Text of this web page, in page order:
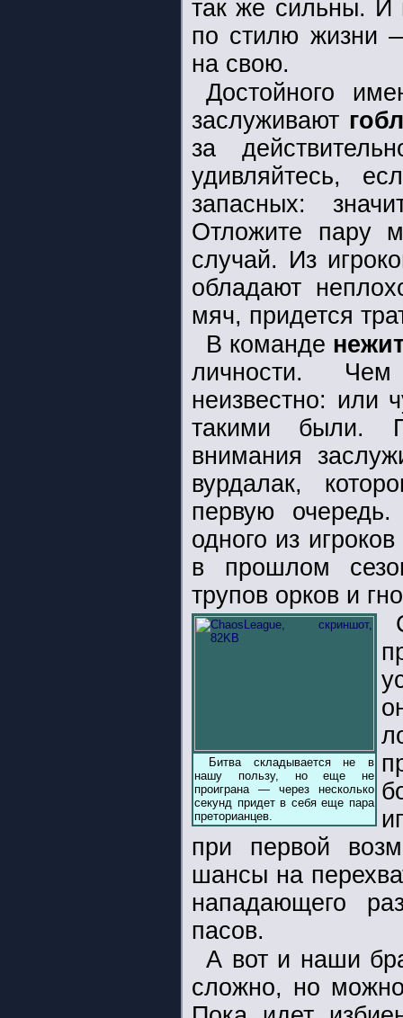
так же сильны. И
по стилю жизни
на свою.
Достойного
заслуживают
за
удивляйтесь,
запасных:
Отложите пару
случай. Из
обладают
мяч, придется
В команде
личности.
неизвестно: или
такими были.
внимания
вурдалак,
первую
одного из
в прошлом
трупов орков и
Битва складывается не в
нашу пользу, но еще не
проиграна — через несколько
секунд придет в себя еще пара
преторианцев.
при первой
шансы на
нападающего
пасов.
А вот и наши
сложно, но